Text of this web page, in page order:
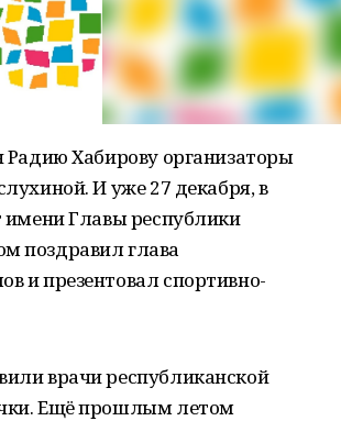
Хабирову организаторы
И уже 27 декабря, в
Главы республики
поздравил глава
и презентовал спортивно-
врачи республиканской
Ещё прошлым летом